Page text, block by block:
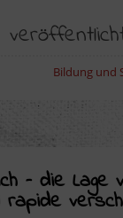
Bildung und
– die